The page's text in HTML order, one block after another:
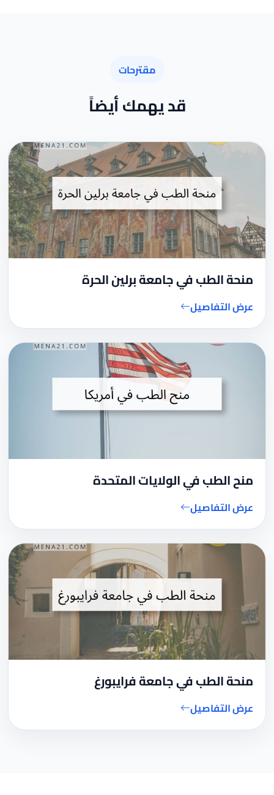
مقترحات
قد يهمك أيضاً
منحة الطب في جامعة برلين الحرة
عرض التفاصيل
منح الطب في الولايات المتحدة
عرض التفاصيل
منحة الطب في جامعة فرايبورغ
عرض التفاصيل